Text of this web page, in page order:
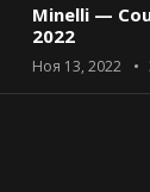
Minelli —
2022
Ноя 13, 2022